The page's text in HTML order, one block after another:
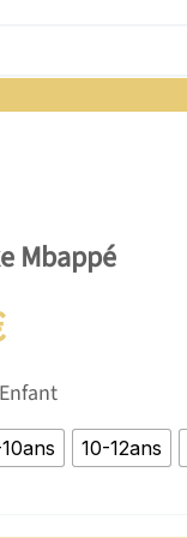
Mbappé
10-12ans